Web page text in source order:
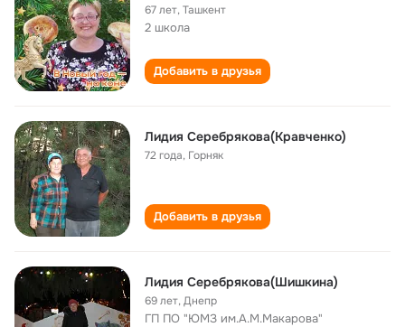
67 лет,Ташкент
2 школа
Добавить в друзья
Лидия Серебрякова(Кравченко)
72 года, Горняк
Добавить в друзья
Лидия Серебрякова(Шишкина)
69 лет,Днепр
ГП ПО "ЮМЗ им.А.М.Макарова"